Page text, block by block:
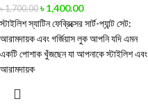
৳1,700.00 ৳1,400.00
স্টাইলিশ স্যাটিন ফেব্রিক্সের সার্ট-প্যান্ট সেট:
আরামদায়ক এবং গর্জিয়াস লুক আপনি যদি এমন
একটি পোশাক খুঁজছেন যা আপনাকে স্টাইলিশ এবং
আরামদায়ক